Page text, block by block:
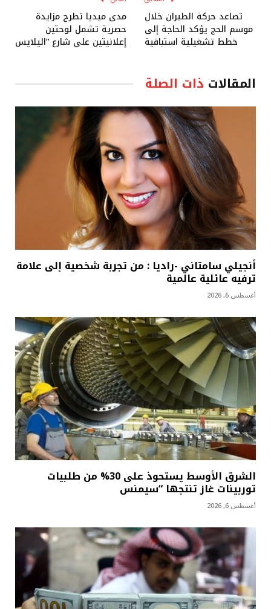
تصاعد حركة الطيران خلال
موسم الحج يؤكد الحاجة إلى
خطط تشغيلية استباقية
مدى ميديا تطرح مزايدة
حصرية تشمل لوحتين
إعلانيتين على شارع “اليلايس
المقالات ذات الصلة
أنجيلي سامتاني -راديا : من تجربة شخصية إلى علامة
ترفيه عائلية عالمية
أغسطس 6, 2026
الشرق الأوسط يستحوذ على 30% من طلبيات
توربينات غاز تنتجها “سيمنس
أغسطس 6, 2026